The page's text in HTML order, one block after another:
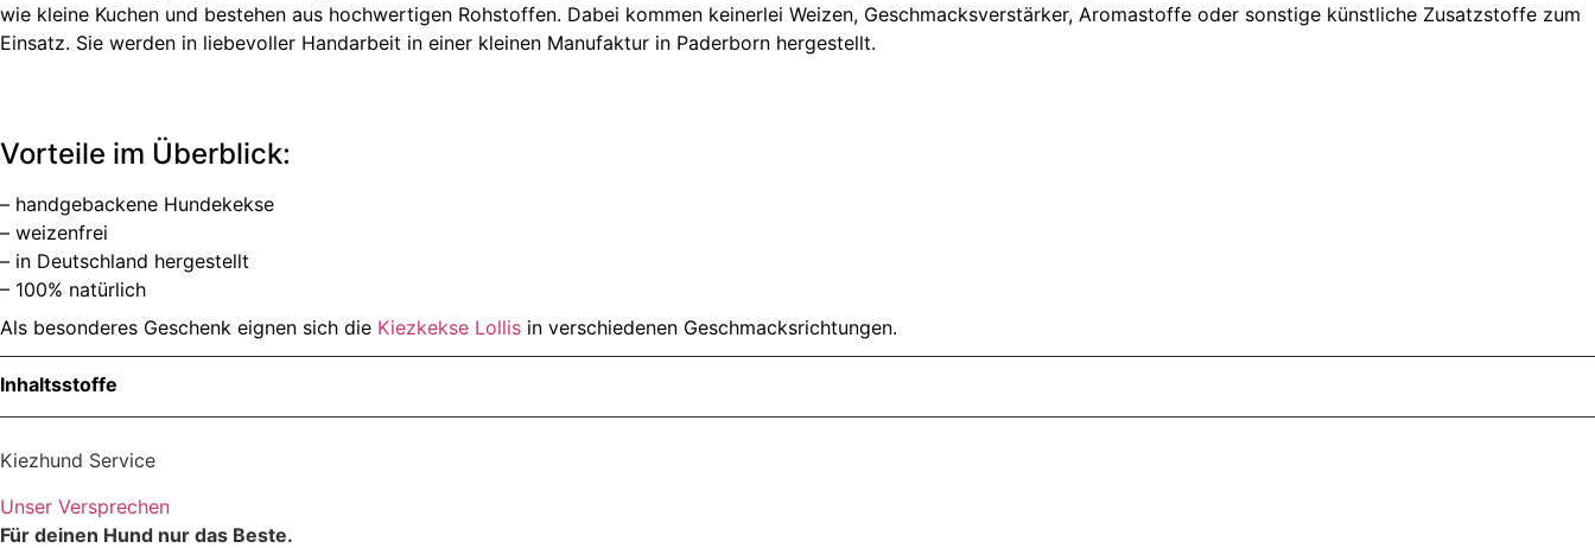
wie kleine Kuchen und bestehen aus hochwertigen Rohstoffen. Dabei kommen keinerlei Weizen, Geschmacksverstärker, Aromastoffe oder sonstige künstliche Zusatzstoffe zum
Einsatz. Sie werden in liebevoller Handarbeit in einer kleinen Manufaktur in Paderborn hergestellt.
Vorteile im Überblick:
– handgebackene Hundekekse
– weizenfrei
– in Deutschland hergestellt
– 100% natürlich
Als besonderes Geschenk eignen sich die Kiezkekse Lollis in verschiedenen Geschmacksrichtungen.
Inhaltsstoffe
Kiezhund Service
Unser Versprechen
Für deinen Hund nur das Beste.